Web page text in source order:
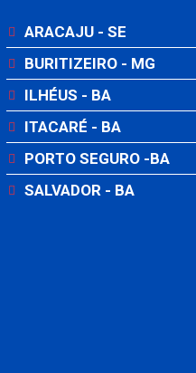
ARACAJU - SE
BURITIZEIRO - MG
ILHÉUS - BA
ITACARÉ - BA
PORTO SEGURO -BA
SALVADOR - BA